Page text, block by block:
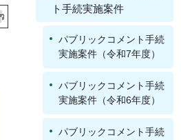
ト手続実施案件
パブリックコメント手続
実施案件（令和7年度）
パブリックコメント手続
実施案件（令和6年度）
パブリックコメント手続